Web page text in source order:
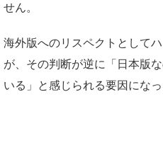
せん。
海外版へのリスペクトとして
が、その判断が逆に「日本版
いる」と感じられる要因にな